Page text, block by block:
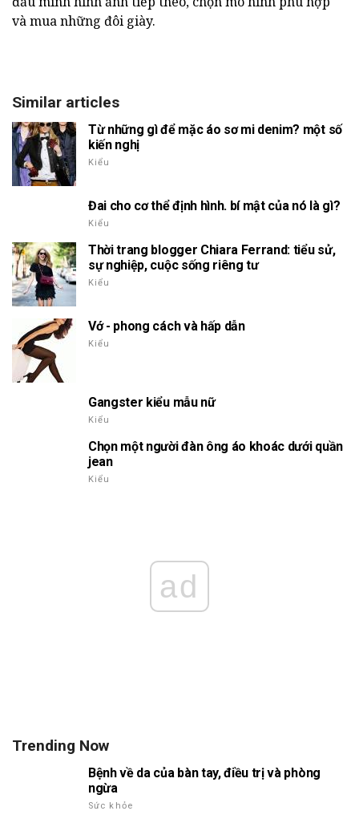
và mua những đôi giày.
Similar articles
Từ những gì để mặc áo sơ mi denim? một số
kiến nghị
Kiểu
Đai cho cơ thể định hình. bí mật của nó là gì?
Kiểu
Thời trang blogger Chiara Ferrand: tiểu sử,
sự nghiệp, cuộc sống riêng tư
Kiểu
Vớ - phong cách và hấp dẫn
Kiểu
Gangster kiểu mẫu nữ
Kiểu
Chọn một người đàn ông áo khoác dưới quần
jean
Kiểu
ad
Trending Now
Bệnh về da của bàn tay, điều trị và phòng
ngừa
Sức khỏe